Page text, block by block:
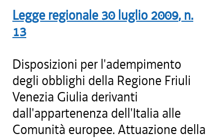
Legge regionale 30 luglio 2009, n.
13
Disposizioni per l'adempimento
degli obblighi della Regione Friuli
Venezia Giulia derivanti
dall'appartenenza dell'Italia alle
Comunità europee. Attuazione della